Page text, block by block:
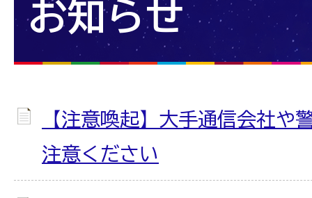
お知らせ
【注意喚起】大手通信会社や
注意ください